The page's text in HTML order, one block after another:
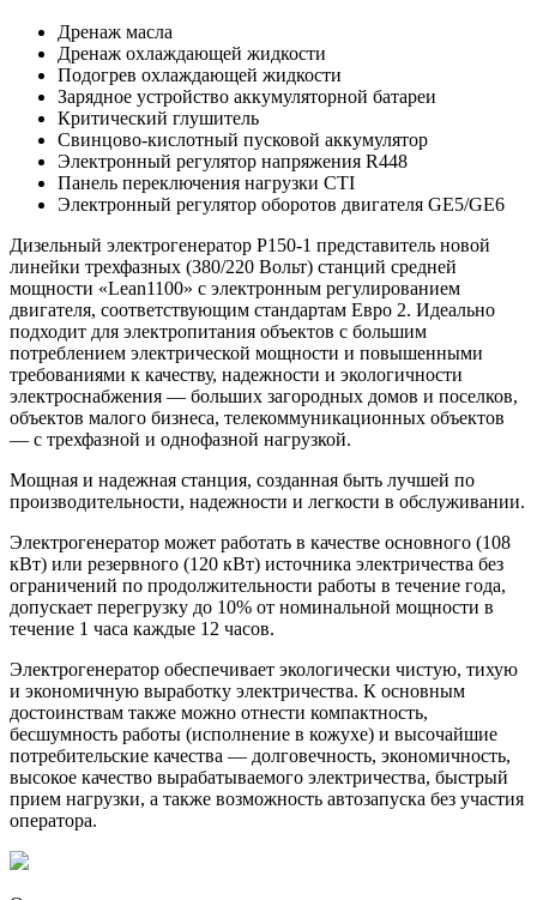
Дренаж масла
Дренаж охлаждающей жидкости
Подогрев охлаждающей жидкости
Зарядное устройство аккумуляторной батареи
Критический глушитель
Свинцово-кислотный пусковой аккумулятор
Электронный регулятор напряжения R448
Панель переключения нагрузки CTI
Электронный регулятор оборотов двигателя GE5/GE6
Дизельный электрогенератор P150-1 представитель новой
линейки трехфазных (380/220 Вольт) станций средней
мощности «Lean1100» с электронным регулированием
двигателя, соответствующим стандартам Евро 2. Идеально
подходит для электропитания объектов с большим
потреблением электрической мощности и повышенными
требованиями к качеству, надежности и экологичности
электроснабжения — больших загородных домов и поселков,
объектов малого бизнеса, телекоммуникационных объектов
— с трехфазной и однофазной нагрузкой.
Мощная и надежная станция, созданная быть лучшей по
производительности, надежности и легкости в обслуживании.
Электрогенератор может работать в качестве основного (108
кВт) или резервного (120 кВт) источника электричества без
ограничений по продолжительности работы в течение года,
допускает перегрузку до 10% от номинальной мощности в
течение 1 часа каждые 12 часов.
Электрогенератор обеспечивает экологически чистую, тихую
и экономичную выработку электричества. К основным
достоинствам также можно отнести компактность,
бесшумность работы (исполнение в кожухе) и высочайшие
потребительские качества — долговечность, экономичность,
высокое качество вырабатываемого электричества, быстрый
прием нагрузки, а также возможность автозапуска без участия
оператора.